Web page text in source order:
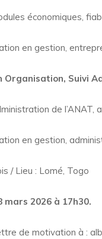
économiques,
en gestion,
Organisation, Suivi
de
en gestion,
/ Lieu : Lomé, Togo
mars 2026 à 17h30.
de motivation à :